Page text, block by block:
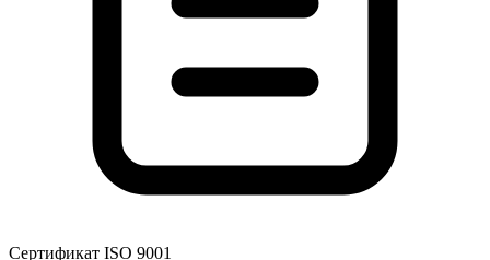
Сертификат ISO 9001